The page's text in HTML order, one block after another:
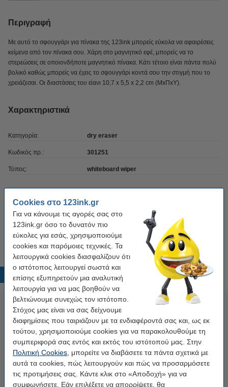
Cookies στο 123ink.gr
Για να κάνουμε τις αγορές σας στο
123ink.gr όσο το δυνατόν πιο
εύκολες για εσάς, χρησιμοποιούμε
cookies και παρόμοιες τεχνικές. Τα
λειτουργικά cookies διασφαλίζουν ότι
ο ιστότοπος λειτουργεί σωστά και
επίσης εξυπηρετούν μια αναλυτική
λειτουργία για να μας βοηθούν να
βελτιώνουμε συνεχώς τον ιστότοπο.
Στόχος μας είναι να σας δείχνουμε
διαφημίσεις που ταιριάζουν με τα ενδιαφέροντά σας και, ως εκ
τούτου, χρησιμοποιούμε cookies για να παρακολουθούμε τη
συμπεριφορά σας εντός και εκτός του ιστότοπού μας. Στην
Πολιτική Cookies , μπορείτε να διαβάσετε τα πάντα σχετικά με
αυτά τα cookies, πώς λειτουργούν και πώς να προσαρμόσετε
τις προτιμήσεις σας. Κάντε κλικ στο «Αποδοχή» για να
συμφωνήσετε. Εάν επιλέξετε να απορρίψετε, θα
Περιγραφή
Με αυτό το σφουγγάρι για πίνακα της 123ink μπορείς εύκολα να αφαιρέσεις
κείμενα από τον πίνακα σου. Χάρη στο μαγνητικό εφέ, μπορείς να το
στερεώσεις σε οποιονδήποτε μαγνητικό πίνακα. Κάτι τέτοιο είναι πάντα πολύ
βολικό καθώς μπορείς να έχεις το σφουγγάρι κοντά σου την στιγμή που το
χρειάζεσαι. Οι διαστάσεις του είανι 10,7 x 5,5 x 2,2 cm (ΜxΠxΥ).
Χαρακτηριστικά
Κατηγορία: dry eraser
Κωδικός πρ.: 301251
Τύπος: whiteboard wiper
Προσφορά Σετ 3!
Προσφορά: Μαγνητικό Σφουγγάρι
Ασπροπίνακα 123ink 3Τεμ
6,95 €
Δημοφιλή προϊόντα
Μαρκαδόρος Ασπροπίνακα
123ink 2.5 mm Black
Σετ Μαρκαδόρων Ασπροπίνακα
123ink 1 mm